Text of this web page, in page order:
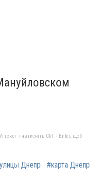
текст і натисніть Ctrl + Enter, щоб
Днепр
#карта Днепр